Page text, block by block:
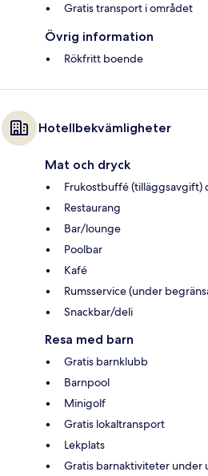
Gratis transport i området
Övrig information
Rökfritt boende
Hotellbekvämligheter
Mat och dryck
Frukostbuffé (tilläggsavgift)
Restaurang
Bar/lounge
Poolbar
Kafé
Rumsservice (under
Snackbar/deli
Resa med barn
Gratis barnklubb
Barnpool
Minigolf
Gratis lokaltransport
Lekplats
Gratis barnaktiviteter under